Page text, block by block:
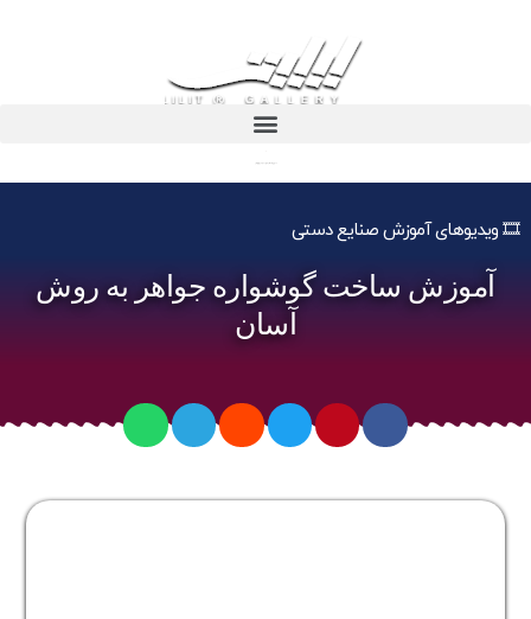
🎞️ ویدیوهای آموزش صنایع دستی
آموزش ساخت گوشواره جواهر به روش
آسان